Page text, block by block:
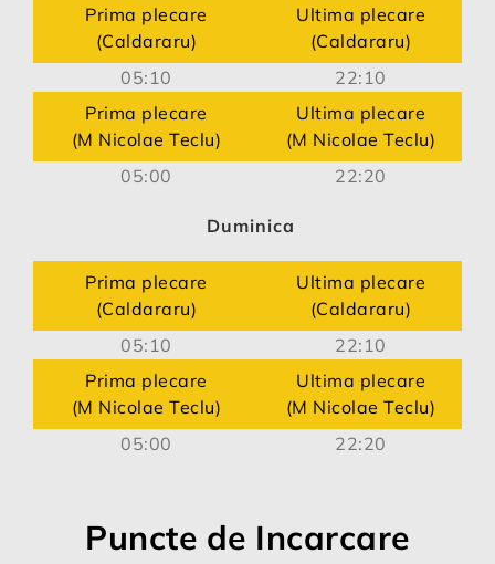
Prima plecare
(Caldararu)
Ultima plecare
(Caldararu)
05:10
22:10
Prima plecare
(M Nicolae Teclu)
Ultima plecare
(M Nicolae Teclu)
05:00
22:20
Duminica
Prima plecare
(Caldararu)
Ultima plecare
(Caldararu)
05:10
22:10
Prima plecare
(M Nicolae Teclu)
Ultima plecare
(M Nicolae Teclu)
05:00
22:20
Puncte de Incarcare